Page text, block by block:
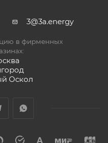
3@3a.energy
в фирменных
Оскол